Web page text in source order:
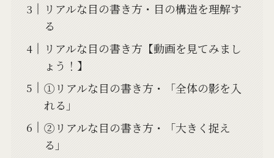
リアルな目の書き方・目の構造を理解す
る
リアルな目の書き方【動画を見てみまし
ょう！】
①リアルな目の書き方・「全体の影を入
れる」
②リアルな目の書き方・「大きく捉え
る」